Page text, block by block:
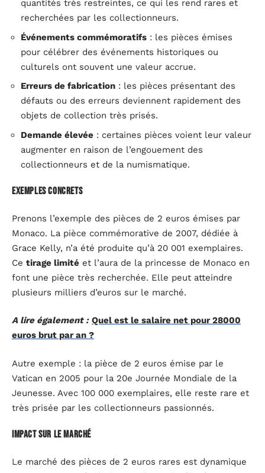
quantités très restreintes, ce qui les rend rares et
recherchées par les collectionneurs.
Événements commémoratifs : les pièces émises
pour célébrer des événements historiques ou
culturels ont souvent une valeur accrue.
Erreurs de fabrication : les pièces présentant des
défauts ou des erreurs deviennent rapidement des
objets de collection très prisés.
Demande élevée : certaines pièces voient leur valeur
augmenter en raison de l’engouement des
collectionneurs et de la numismatique.
Exemples concrets
Prenons l’exemple des pièces de 2 euros émises par
Monaco. La pièce commémorative de 2007, dédiée à
Grace Kelly, n’a été produite qu’à 20 001 exemplaires.
Ce tirage limité et l’aura de la princesse de Monaco en
font une pièce très recherchée. Elle peut atteindre
plusieurs milliers d’euros sur le marché.
A lire également : Quel est le salaire net pour 28000
euros brut par an ?
Autre exemple : la pièce de 2 euros émise par le
Vatican en 2005 pour la 20e Journée Mondiale de la
Jeunesse. Avec 100 000 exemplaires, elle reste rare et
très prisée par les collectionneurs passionnés.
Impact sur le marché
Le marché des pièces de 2 euros rares est dynamique